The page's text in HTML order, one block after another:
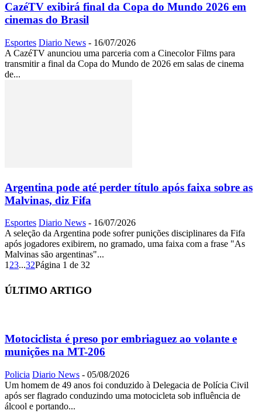
CazéTV exibirá final da Copa do Mundo 2026 em
cinemas do Brasil
Esportes Diario News - 16/07/2026
A CazéTV anunciou uma parceria com a Cinecolor Films para
transmitir a final da Copa do Mundo de 2026 em salas de cinema
de...
Argentina pode até perder título após faixa sobre as
Malvinas, diz Fifa
Esportes Diario News - 16/07/2026
A seleção da Argentina pode sofrer punições disciplinares da Fifa
após jogadores exibirem, no gramado, uma faixa com a frase "As
Malvinas são argentinas"...
123...32Página 1 de 32
ÚLTIMO ARTIGO
Motociclista é preso por embriaguez ao volante e
munições na MT-206
Policia Diario News - 05/08/2026
Um homem de 49 anos foi conduzido à Delegacia de Polícia Civil
após ser flagrado conduzindo uma motocicleta sob influência de
álcool e portando...